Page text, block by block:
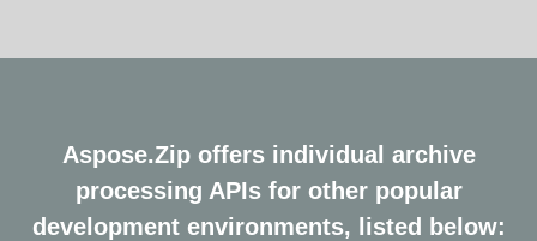
Aspose.Zip offers individual archive
processing APIs for other popular
development environments, listed below: